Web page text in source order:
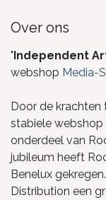
Over ons
"Independent
webshop Media-
Door de
stabiele webshop
onderdeel van
jubileum heeft
Benelux
Distribution een